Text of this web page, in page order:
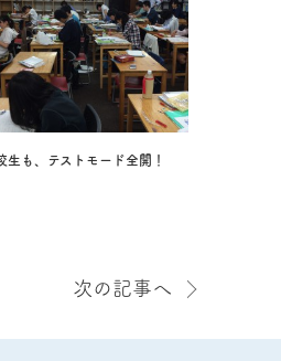
生も、テストモード全開！
次の記事へ